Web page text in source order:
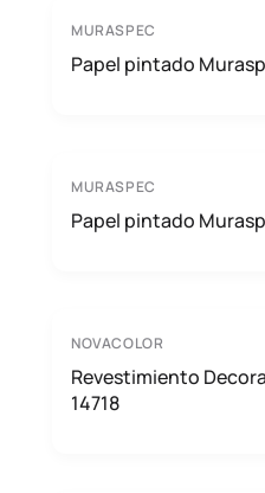
MURASPEC
Papel pintado
MURASPEC
Papel pintado
NOVACOLOR
Revestimiento
14718